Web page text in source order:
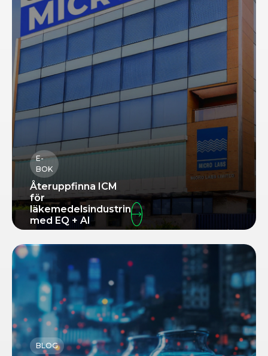
E-
BOK
Återuppfinna ICM
för
läkemedelsindustrin
med EQ + AI
BLOG